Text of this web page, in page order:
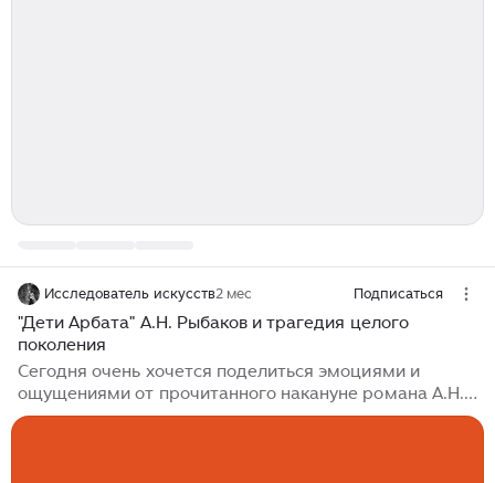
Исследователь искусств2 мес Подписаться
"Дети Арбата" А.Н. Рыбаков и трагедия целого
поколения
Сегодня очень хочется поделиться эмоциями и
ощущениями от прочитанного накануне романа А.Н.
Рыбакова. Поговорим сегодня о «Детях Арбата»,